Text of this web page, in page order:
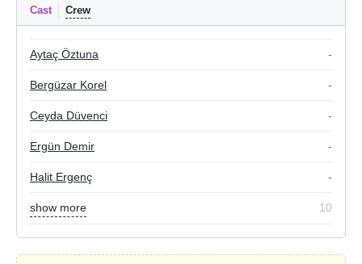
Cast Crew
Aytaç Öztuna -
Bergüzar Korel -
Ceyda Düvenci -
Ergün Demir -
Halit Ergenç -
show more 10